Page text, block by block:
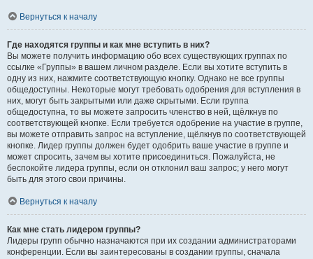
Вернуться к началу
Где находятся группы и как мне вступить в них?
Вы можете получить информацию обо всех существующих группах по
ссылке «Группы» в вашем личном разделе. Если вы хотите вступить в
одну из них, нажмите соответствующую кнопку. Однако не все группы
общедоступны. Некоторые могут требовать одобрения для вступления в
них, могут быть закрытыми или даже скрытыми. Если группа
общедоступна, то вы можете запросить членство в ней, щёлкнув по
соответствующей кнопке. Если требуется одобрение на участие в группе,
вы можете отправить запрос на вступление, щёлкнув по соответствующей
кнопке. Лидер группы должен будет одобрить ваше участие в группе и
может спросить, зачем вы хотите присоединиться. Пожалуйста, не
беспокойте лидера группы, если он отклонил ваш запрос; у него могут
быть для этого свои причины.
Вернуться к началу
Как мне стать лидером группы?
Лидеры групп обычно назначаются при их создании администраторами
конференции. Если вы заинтересованы в создании группы, сначала